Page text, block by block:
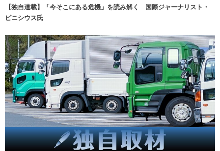
【独自連載】「今そこにある危機」を読み解く 国際ジャーナリスト・
ビニシウス氏